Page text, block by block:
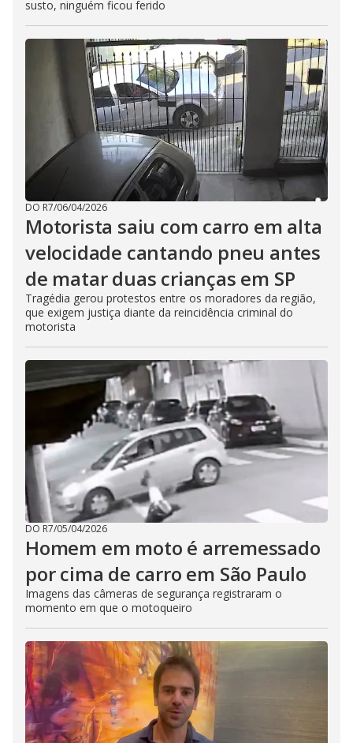
susto, ninguém ficou ferido
DO R7/06/04/2026
Motorista saiu com carro em alta
velocidade cantando pneu antes
de matar duas crianças em SP
Tragédia gerou protestos entre os moradores da região,
que exigem justiça diante da reincidência criminal do
motorista
DO R7/05/04/2026
Homem em moto é arremessado
por cima de carro em São Paulo
Imagens das câmeras de segurança registraram o
momento em que o motoqueiro